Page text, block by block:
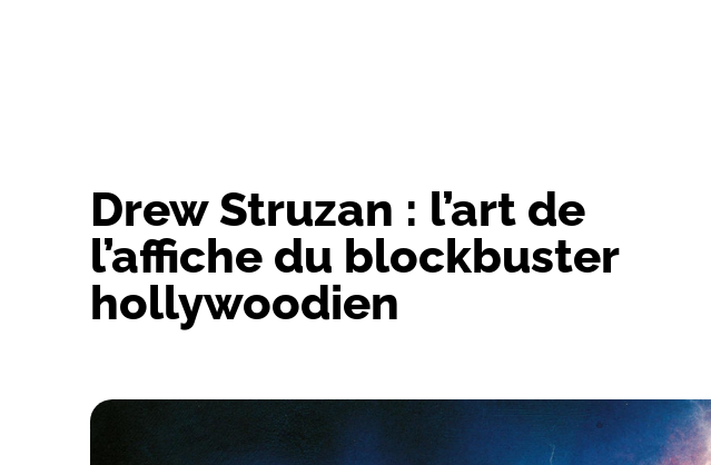
Drew Struzan : l’art de
l’affiche du blockbuster
hollywoodien